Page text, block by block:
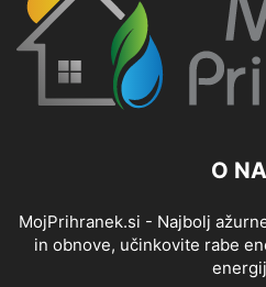
O
MojPrihranek.si - Najbolj
in obnove, učinkovite rabe